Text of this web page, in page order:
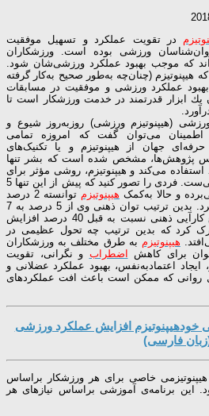
در تقویت عملکرد و تسهیل موفقیت
ورزشی بوده است. ورزشكاران
كه موجب بهبود عملكرد ورزشی‌شان شود.
هیپنوتیزم (چنان‌چه به‌طور صحیح به‌كار گرفته
عملکرد ورزشی و موفقیت در مسابقات
یك ابزار قدرتمند در خدمت ورزشكار است تا
(هیپنوتیزم ورزشی) روزبه‌روز شیوع و
اطمینان می‌توان گفت که امروزه تمامی
جهان از هیپنوتیزم و یا تکنیک‌های
پژوهش‌ها، مشخص شده است که بشر تنها
خود استفاده می‌کند و هیپنوتیزم، روشی مؤثر برای
بهره‌گیری بیش‌تر از نیروهای ذهنی‌ست. فردی را تصور کنید که پیش از این تنها 5
و حالا به‌کمک هیپنوتیزم
توانسته 2 درصد
بیش از پیش ذهنش را به‌کار بگیرد. بدین ترتیب توان ذهنی وی از 5 درصد به 7
درصد افزایش می‌یابد و در واقع کارآیی ذهنی نسبت به قبل 40 درصد افزایش
کرد که بدین ترتیب چه تحول عظیمی در
هیپنوتیزم به طرق مختلف به ورزشکاران
برای کاهش اضطراب و نگرانی، تقویت
ایجاد اعتمادبه‌نفس، بهبود عملکرد عضلانی و
روانی كه ممکن است باعث افت عملكردهای
خودهیپنوتیزم افزایش عملکرد ورزشی
فارسی)
هیپنوتیزمی خاصی برای هر ورزشکار براساس
این برنامه‌ی آموزشی براساس نیازهای هر